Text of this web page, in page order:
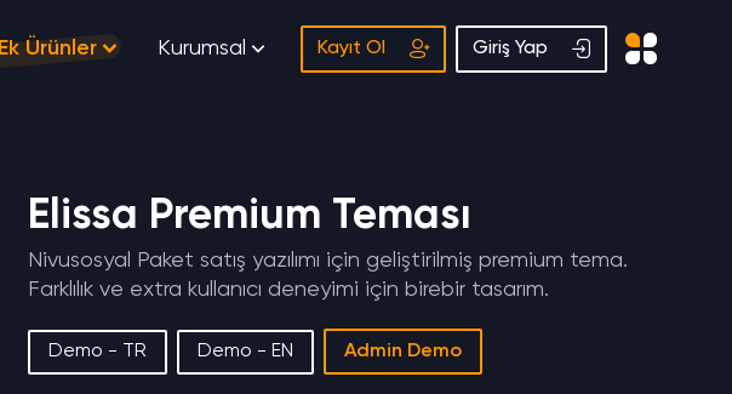
Ek Ürünler Kurumsal Kayıt Ol Giriş Yap
Elissa Premium Teması
Nivusosyal Paket satış yazılımı için geliştirilmiş premium tema.
Farklılık ve extra kullanıcı deneyimi için birebir tasarım.
Demo - TR Demo - EN Admin Demo